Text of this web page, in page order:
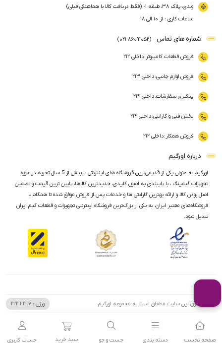
ولدی، پلاک ۳۸، طبقه ۱- (فقط دریافت کالا با هماهنگی قبلی)
ساعات کاری : از ۱۰ الی ۱۸
شماره های تماس (
021-86091052
)
فروش قطعات کامپیوتر :داخلی ۲۱۲
فروش لوازم جانبی:داخلی ۲۱۳
پیگیری سفارشات:داخلی ۲۱۴
بخش فنی و گارانتی:داخلی ۲۱۴
فروش همکار :داخلی ۲۱۲
درباره اورگیم
اورگیم به عنوان یکی از قدیمی‌ترین فروشگاه های اینترنتی با بیش از 5 سال تجربه در حوزه
تجهیزات گیمینگ ، با پایبندی به اصول کلیدی، جدیدترین کالاها، پایین ترین قیمت و تضمین
اصل‌ بودن کالا و ارائه بهترین گارانتی ها و خدمات پس از فروش موفق شده تا همگام با
فروشگاه‌های معتبر ایران، به یکی از بزرگ‌ترین فروشگاه اینترنتی تجهیزات و قطعات گیم ایران
تبدیل شود.
تمامی حقوق این سایت مطعلق است به مجموعه اورگیم ورژن : 1.3.7
صفحه نخست دسته بندی جست و جو سبد خرید حساب کاربری